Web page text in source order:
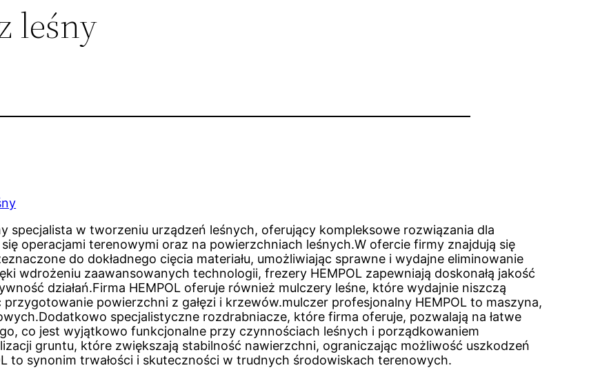
leśny
specjalista w tworzeniu urządzeń leśnych, oferujący kompleksowe rozwiązania dla
operacjami terenowymi oraz na powierzchniach leśnych.W ofercie firmy znajdują się
do dokładnego cięcia materiału, umożliwiając sprawne i wydajne eliminowanie
wdrożeniu zaawansowanych technologii, frezery HEMPOL zapewniają doskonałą jakość
działań.Firma HEMPOL oferuje również mulczery leśne, które wydajnie niszczą
powierzchni z gałęzi i krzewów.mulczer profesjonalny HEMPOL to maszyna,
specjalistyczne rozdrabniacze, które firma oferuje, pozwalają na łatwe
co jest wyjątkowo funkcjonalne przy czynnościach leśnych i porządkowaniem
gruntu, które zwiększają stabilność nawierzchni, ograniczając możliwość uszkodzeń
to synonim trwałości i skuteczności w trudnych środowiskach terenowych.